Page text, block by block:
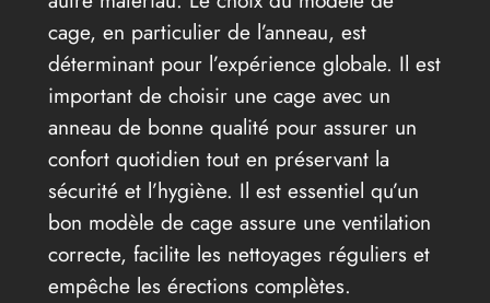
cage, en particulier de l’anneau, est
déterminant pour l’expérience globale. Il est
important de choisir une cage avec un
anneau de bonne qualité pour assurer un
confort quotidien tout en préservant la
sécurité et l’hygiène. Il est essentiel qu’un
bon modèle de cage assure une ventilation
correcte, facilite les nettoyages réguliers et
empêche les érections complètes.